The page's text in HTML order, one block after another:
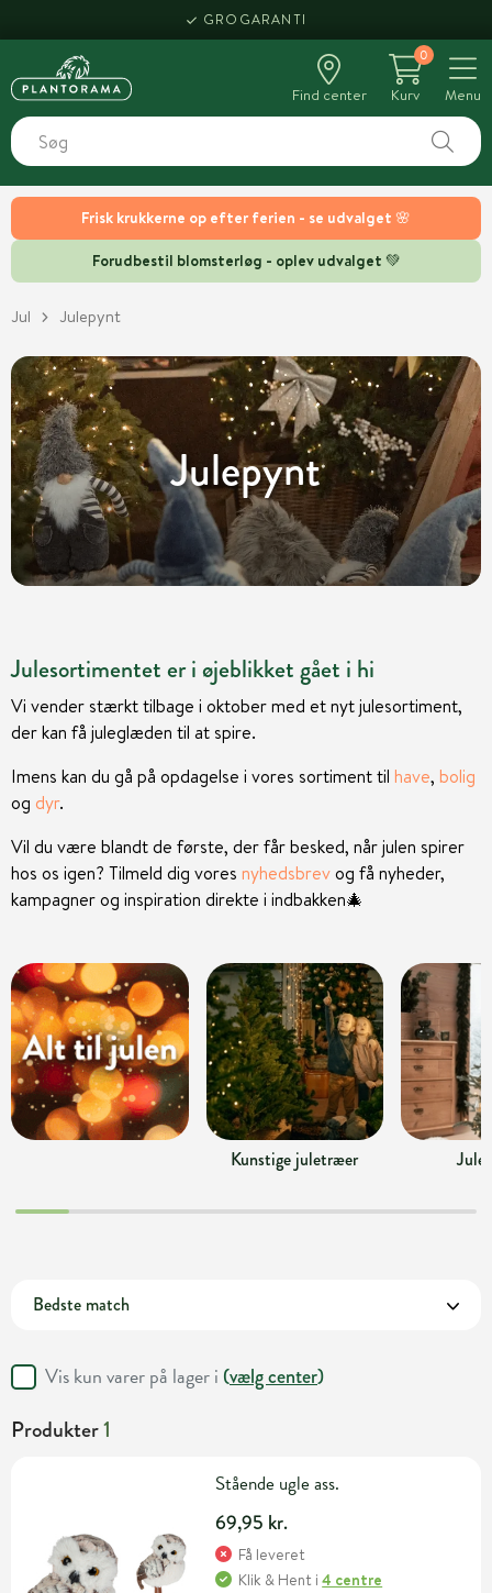
Frisk krukkerne op efter ferien - se udvalget 🌸
Forudbestil blomsterløg - oplev udvalget 💚
GROGARANTI
Find center
0
Kurv
Menu
Jul Julepynt
Julepynt
Julesortimentet er i øjeblikket gået i hi
Vi vender stærkt tilbage i oktober med et nyt julesortiment,
der kan få juleglæden til at spire.
Imens kan du gå på opdagelse i vores sortiment til have, bolig
og dyr.
Vil du være blandt de første, der får besked, når julen spirer
hos os igen? Tilmeld dig vores nyhedsbrevog få nyheder,
kampagner og inspiration direkte i indbakken🎄
Kunstige juletræer
Vis kun varer på lager i (vælg center)
Produkter1
Stående ugle ass.
69,95 kr.
Få leveret
Klik & Hent i4 centre